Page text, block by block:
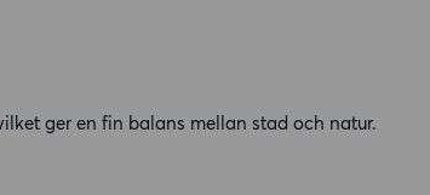
ger en fin balans mellan stad och natur.